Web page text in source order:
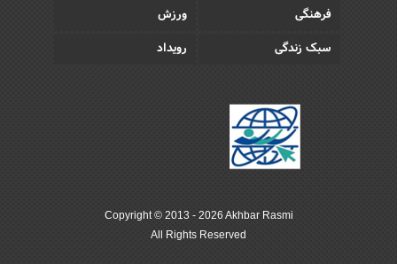
فرهنگی
ورزش
سبک زندگی
رویداد
Copyright © 2013 - 2026 Akhbar Rasmi
All Rights Reserved